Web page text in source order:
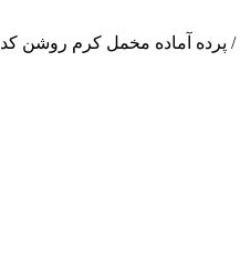
/ پرده آماده مخمل کرم روشن کد۸